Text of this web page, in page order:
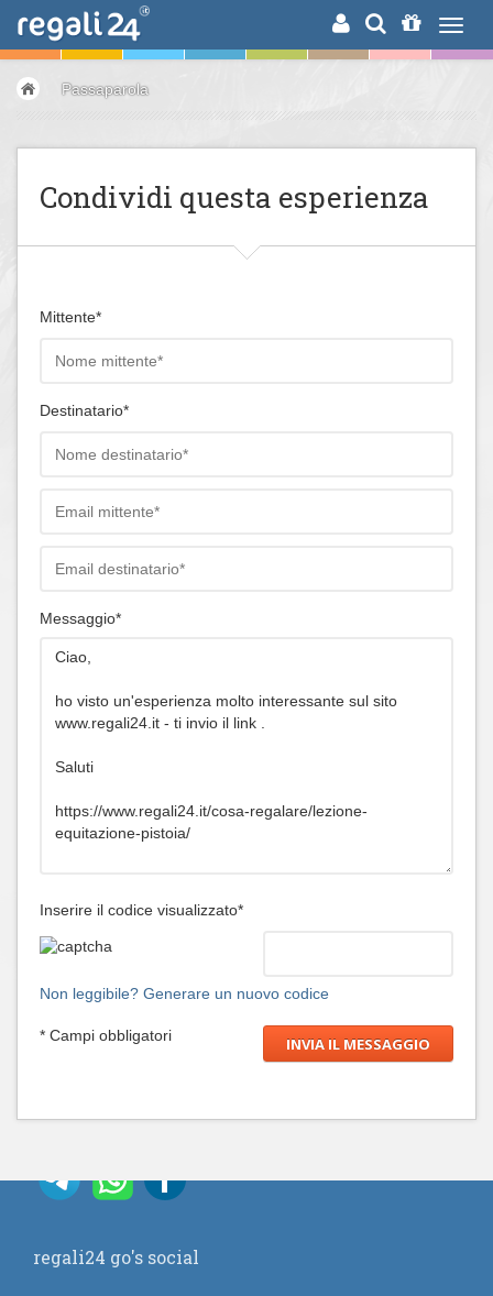
RICERCA
Passaparola
Condividi questa esperienza
Mittente*
Destinatario*
Messaggio*
Inserire il codice visualizzato*
Non leggibile? Generare un nuovo codice
* Campi obbligatori
regali24 go's social